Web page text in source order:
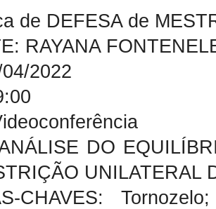
de DEFESA de
RAYANA
2022
DO
UNILATERAL
CHAVES: